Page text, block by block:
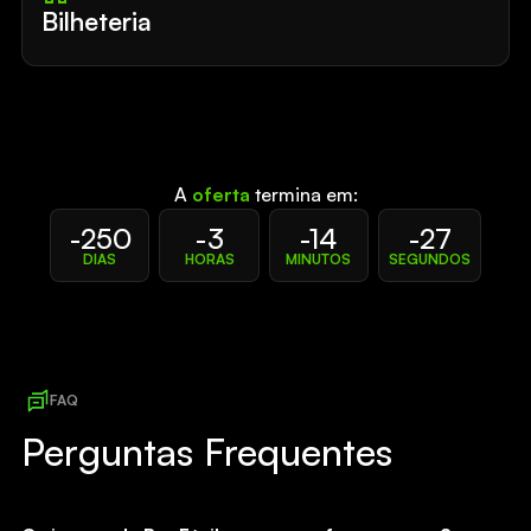
Bilheteria
A oferta termina em:
-250
DIAS
-3
HORAS
-14
MINUTOS
-27
SEGUNDOS
FAQ
Perguntas Frequentes